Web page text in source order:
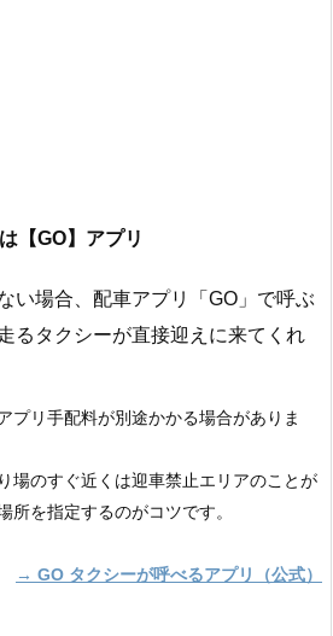
【GO】アプリ
い場合、配車アプリ「GO」で呼ぶ
るタクシーが直接迎えに来てくれ
プリ手配料が別途かかる場合がありま
場のすぐ近くは迎車禁止エリアのことが
所を指定するのがコツです。
→ GO タクシーが呼べるアプリ（公式）